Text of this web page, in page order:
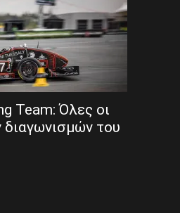
Team: Όλες οι
διαγωνισμών του